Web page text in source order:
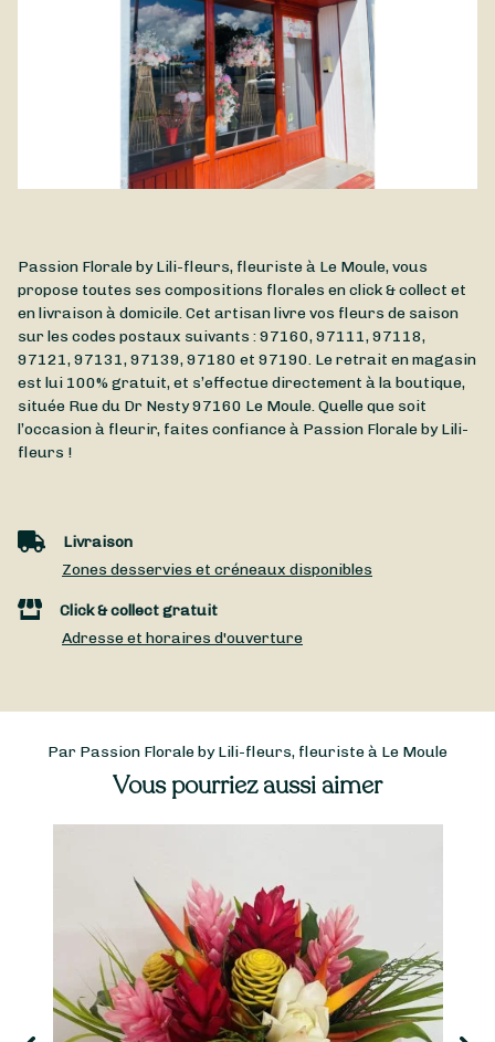
Passion Florale by Lili-fleurs, fleuriste à Le Moule, vous
propose toutes ses compositions florales en click & collect et
en livraison à domicile. Cet artisan livre vos fleurs de saison
sur les codes postaux suivants : 97160, 97111, 97118,
97121, 97131, 97139, 97180 et 97190. Le retrait en magasin
est lui 100% gratuit, et s’effectue directement à la boutique,
située Rue du Dr Nesty97160 Le Moule. Quelle que soit
l’occasion à fleurir, faites confiance à Passion Florale by Lili-
fleurs !
Livraison
Zones desservies et créneaux disponibles
Click & collect gratuit
Adresse et horaires d'ouverture
Par Passion Florale by Lili-fleurs, fleuriste à Le Moule
Vous pourriez aussi aimer